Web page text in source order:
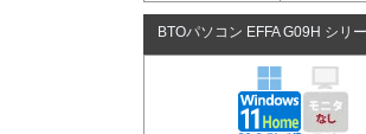
BTOパソコン EFFA G09H シリ